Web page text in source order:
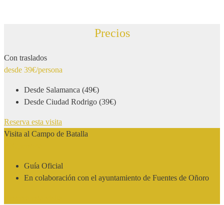
Precios
Con traslados
desde 39€/persona
Desde Salamanca (49€)
Desde Ciudad Rodrigo (39€)
Reserva esta visita
Visita al Campo de Batalla
Guía Oficial
En colaboración con el ayuntamiento de Fuentes de Oñoro